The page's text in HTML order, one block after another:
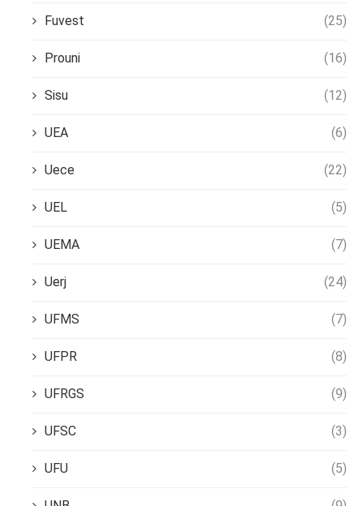
Fuvest (25)
Prouni (16)
Sisu (12)
UEA (6)
Uece (22)
UEL (5)
UEMA (7)
Uerj (24)
UFMS (7)
UFPR (8)
UFRGS (9)
UFSC (3)
UFU (5)